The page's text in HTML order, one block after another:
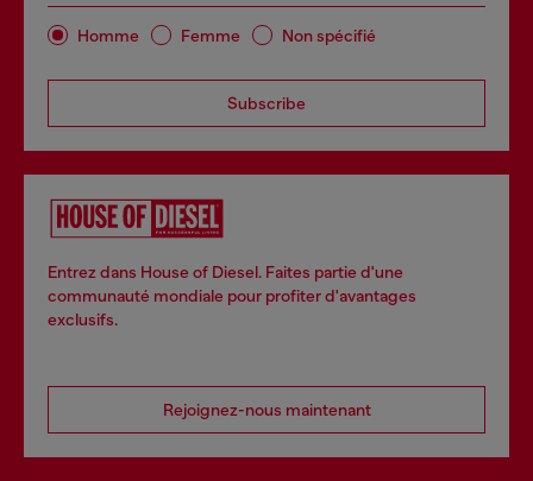
Homme Femme Non spécifié
Subscribe
Entrez dans House of Diesel. Faites partie d'une
communauté mondiale pour profiter d'avantages
exclusifs.
Rejoignez-nous maintenant